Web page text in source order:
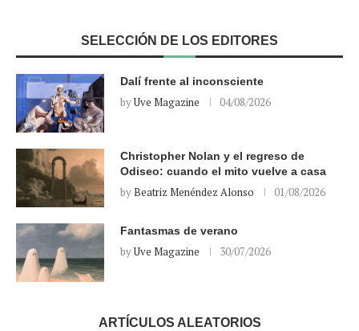
SELECCIÓN DE LOS EDITORES
Dalí frente al inconsciente
byUve Magazine 04/08/2026
Christopher Nolan y el regreso de
Odiseo: cuando el mito vuelve a casa
byBeatriz Menéndez Alonso 01/08/2026
Fantasmas de verano
byUve Magazine 30/07/2026
ARTÍCULOS ALEATORIOS